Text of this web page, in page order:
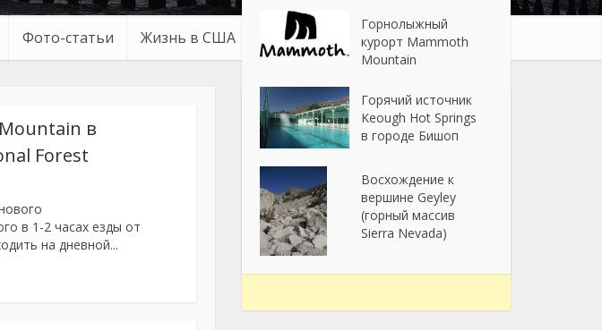
Фото-статьи Жизнь в США Путешествия
в
Forest
в 1-2 часах езды от
на дневной...
Горнолыжный
курорт Mammoth
Mountain
Горячий источник
Keough Hot Springs
в городе Бишоп
Восхождение к
вершине Geyley
(горный массив
Sierra Nevada)